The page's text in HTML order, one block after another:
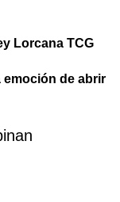
Lorcana TCG
emoción de abrir